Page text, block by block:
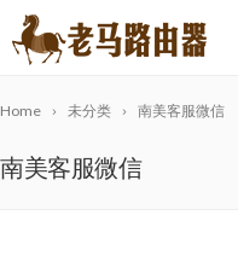
Home 未分类 南美客服微信
南美客服微信